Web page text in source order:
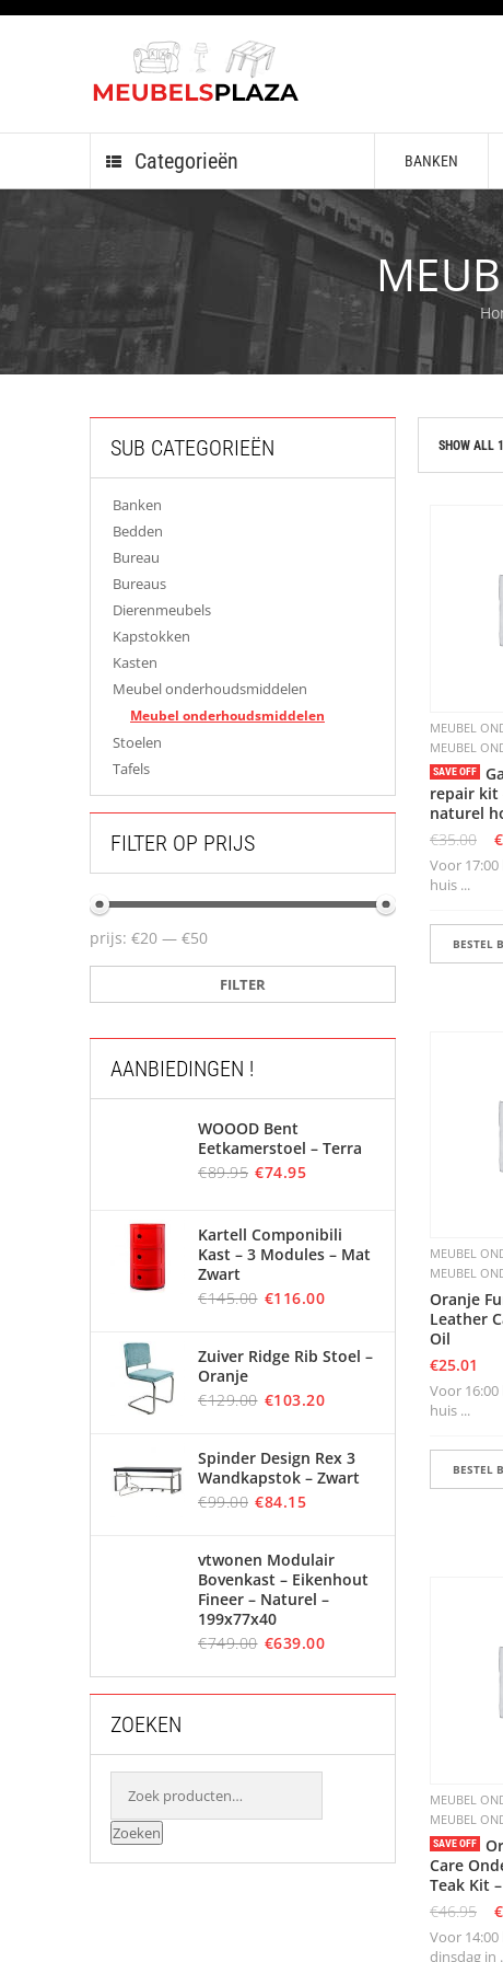
Categorieën BANKEN
SUB CATEGORIEËN
Banken
Bedden
Bureau
Bureaus
Dierenmeubels
Kapstokken
Kasten
Meubel onderhoudsmiddelen
Meubel onderhoudsmiddelen
Stoelen
Tafels
FILTER OP PRIJS
FILTER
prijs: €20 — €50
AANBIEDINGEN !
WOOOD Bent
Eetkamerstoel – Terra
€89.95 €74.95
Kartell Componibili
Kast – 3 Modules – Mat
Zwart
€145.00 €116.00
Zuiver Ridge Rib Stoel –
Oranje
€129.00 €103.20
Spinder Design Rex 3
Wandkapstok – Zwart
€99.00 €84.15
vtwonen Modulair
Bovenkast – Eikenhout
Fineer – Naturel –
199x77x40
€749.00 €639.00
ZOEKEN
Zoeken
SHOW ALL
MEUBEL
MEUBEL
SAVE OFF
repair kit
naturel
€35.00 €
Voor
huis ...
BESTEL
MEUBEL
MEUBEL
Oranje
Leather
Oil
€25.01
Voor
huis ...
BESTEL
MEUBEL
MEUBEL
SAVE OFF
Care
Teak Kit
€46.95 €
Voor
dinsdag in